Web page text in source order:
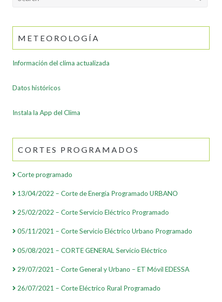
METEOROLOGÍA
Información del clima actualizada
Datos históricos
Instala la App del Clima
CORTES PROGRAMADOS
Corte programado
13/04/2022 – Corte de Energía Programado URBANO
25/02/2022 – Corte Servicio Eléctrico Programado
05/11/2021 – Corte Servicio Eléctrico Urbano Programado
05/08/2021 – CORTE GENERAL Servicio Eléctrico
29/07/2021 – Corte General y Urbano – ET Móvil EDESSA
26/07/2021 – Corte Eléctrico Rural Programado